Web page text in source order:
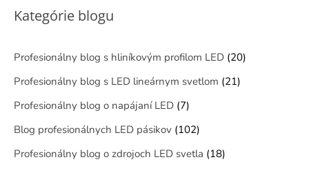
Kategórie blogu
Profesionálny blog s hliníkovým profilom LED (20)
Profesionálny blog s LED lineárnym svetlom (21)
Profesionálny blog o napájaní LED (7)
Blog profesionálnych LED pásikov (102)
Profesionálny blog o zdrojoch LED svetla (18)